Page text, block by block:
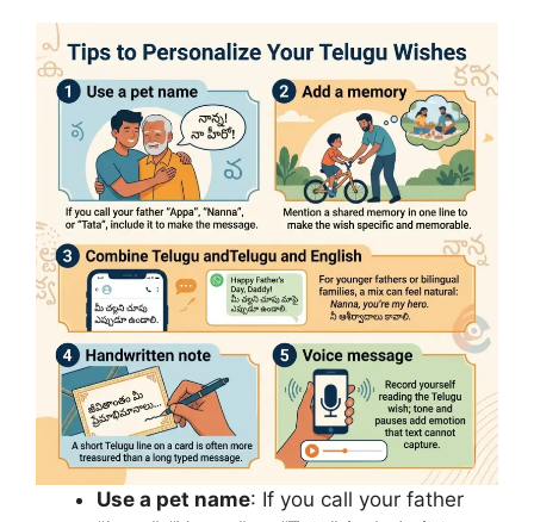
Use a pet name: If you call your father